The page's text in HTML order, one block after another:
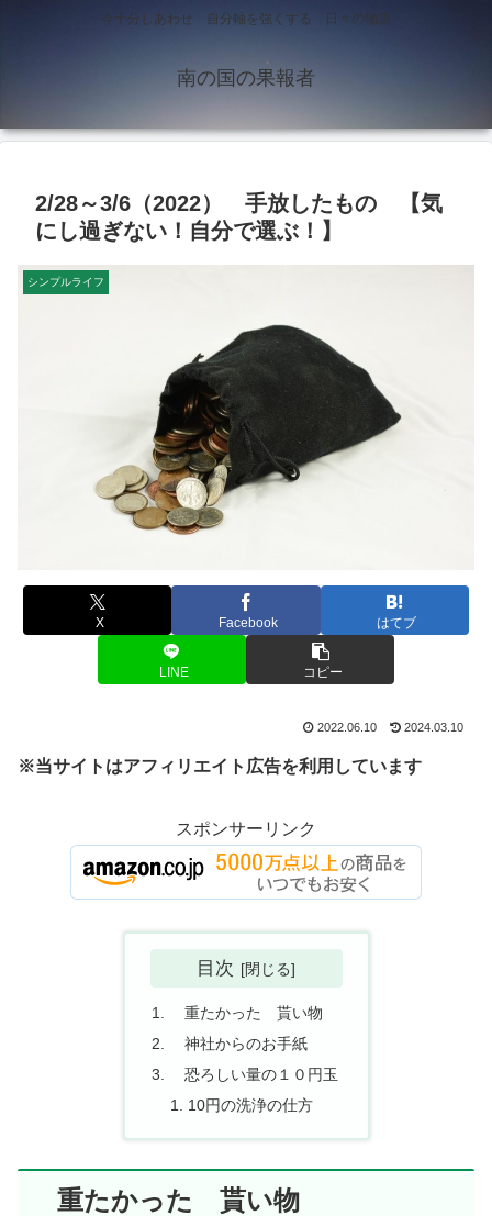
今十分しあわせ 自分軸を強くする 日々の物語
南の国の果報者
2/28～3/6（2022） 手放したもの 【気
にし過ぎない！自分で選ぶ！】
シンプルライフ
X Facebook はてブ
LINE コピー
2022.06.10 2024.03.10
※当サイトはアフィリエイト広告を利用しています
スポンサーリンク
目次
重たかった 貰い物
神社からのお手紙
恐ろしい量の１０円玉
10円の洗浄の仕方
重たかった 貰い物